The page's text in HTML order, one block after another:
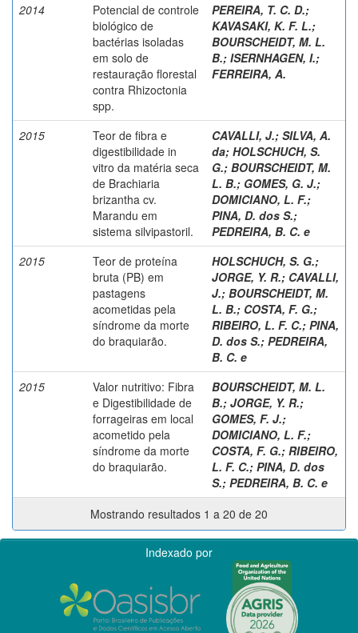
2014
Potencial de controle
biológico de
bactérias isoladas
em solo de
restauração florestal
contra Rhizoctonia
spp.
PEREIRA, T. C. D.;
KAVASAKI, K. F. L.;
BOURSCHEIDT, M. L.
B.; ISERNHAGEN, I.;
FERREIRA, A.
2015
Teor de fibra e
digestibilidade in
vitro da matéria seca
de Brachiaria
brizantha cv.
Marandu em
sistema silvipastoril.
CAVALLI, J.; SILVA, A.
da; HOLSCHUCH, S.
G.; BOURSCHEIDT, M.
L. B.; GOMES, G. J.;
DOMICIANO, L. F.;
PINA, D. dos S.;
PEDREIRA, B. C. e
2015
Teor de proteína
bruta (PB) em
pastagens
acometidas pela
síndrome da morte
do braquiarão.
HOLSCHUCH, S. G.;
JORGE, Y. R.; CAVALLI,
J.; BOURSCHEIDT, M.
L. B.; COSTA, F. G.;
RIBEIRO, L. F. C.; PINA,
D. dos S.; PEDREIRA,
B. C. e
2015
Valor nutritivo: Fibra
e Digestibilidade de
forrageiras em local
acometido pela
síndrome da morte
do braquiarão.
BOURSCHEIDT, M. L.
B.; JORGE, Y. R.;
GOMES, F. J.;
DOMICIANO, L. F.;
COSTA, F. G.; RIBEIRO,
L. F. C.; PINA, D. dos
S.; PEDREIRA, B. C. e
Mostrando resultados 1 a 20 de 20
Indexado por